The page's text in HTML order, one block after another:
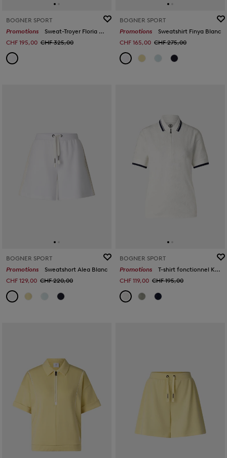
BOGNER SPORT
Promotions
Sweat-Troyer Floria Blanc
CHF 195,00 CHF 325,00
BOGNER SPORT
Promotions
Sweatshirt Finya Blanc
CHF 165,00 CHF 275,00
BOGNER SPORT
Promotions
Sweatshort Alea Blanc
CHF 129,00 CHF 220,00
BOGNER SPORT
Promotions
T-shirt fonctionnel Konny Blanc cassé
CHF 119,00 CHF 195,00